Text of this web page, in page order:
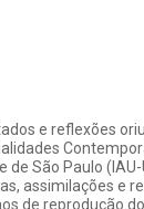
e reflexões
São Paulo
assimilações e
de reprodução